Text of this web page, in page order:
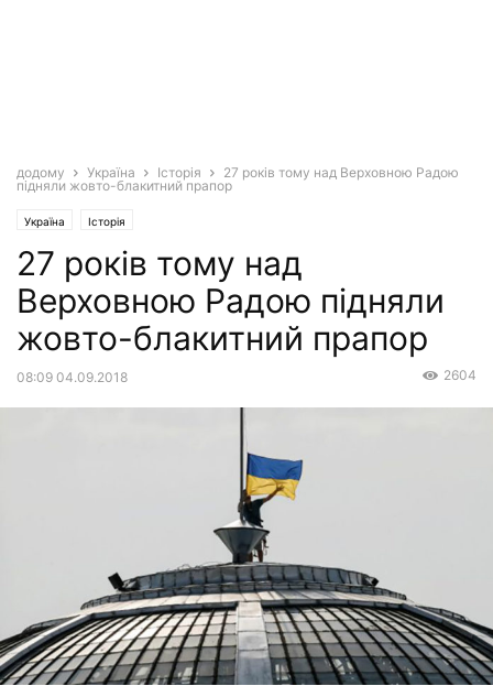
додому Україна Історія
27 років тому над Верховною Радою
підняли жовто-блакитний прапор
Україна Історія
27 років тому над
Верховною Радою підняли
жовто-блакитний прапор
08:09 04.09.2018 2604